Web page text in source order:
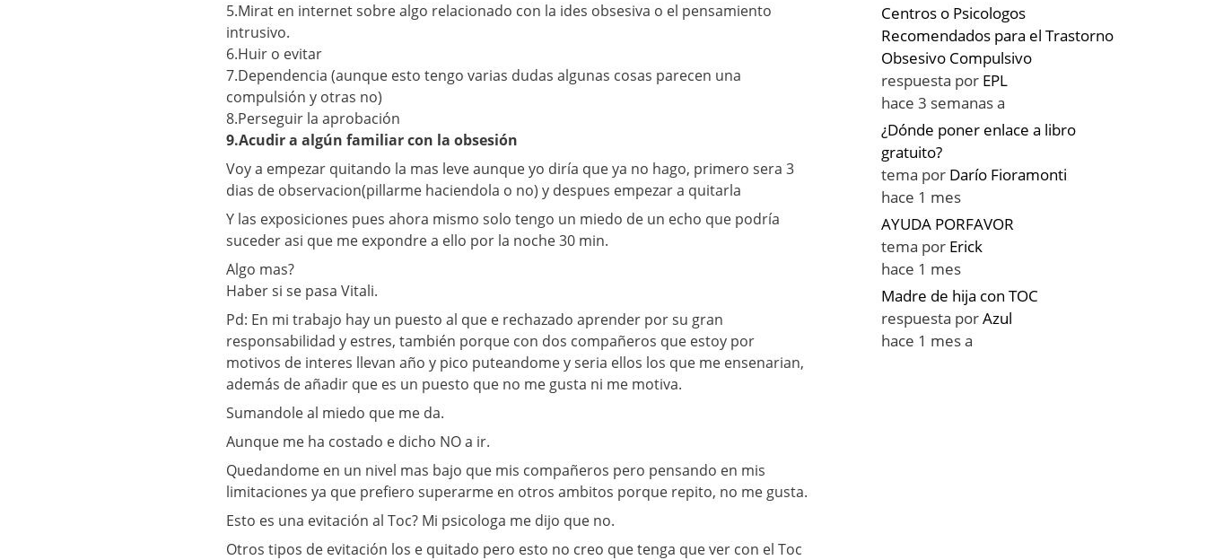
5.Mirat en internet sobre algo relacionado con la ides obsesiva o el pensamiento
intrusivo.
6.Huir o evitar
7.Dependencia (aunque esto tengo varias dudas algunas cosas parecen una
compulsión y otras no)
8.Perseguir la aprobación
9.Acudir a algún familiar con la obsesión
Voy a empezar quitando la mas leve aunque yo diría que ya no hago, primero sera 3
dias de observacion(pillarme haciendola o no) y despues empezar a quitarla
Y las exposiciones pues ahora mismo solo tengo un miedo de un echo que podría
suceder asi que me expondre a ello por la noche 30 min.
Algo mas?
Haber si se pasa Vitali.
Pd: En mi trabajo hay un puesto al que e rechazado aprender por su gran
responsabilidad y estres, también porque con dos compañeros que estoy por
motivos de interes llevan año y pico puteandome y seria ellos los que me ensenarian,
además de añadir que es un puesto que no me gusta ni me motiva.
Sumandole al miedo que me da.
Aunque me ha costado e dicho NO a ir.
Quedandome en un nivel mas bajo que mis compañeros pero pensando en mis
limitaciones ya que prefiero superarme en otros ambitos porque repito, no me gusta.
Esto es una evitación al Toc? Mi psicologa me dijo que no.
Otros tipos de evitación los e quitado pero esto no creo que tenga que ver con el Toc
Centros o Psicologos
Recomendados para el Trastorno
Obsesivo Compulsivo
respuesta por EPL
hace 3 semanas a
¿Dónde poner enlace a libro
gratuito?
tema por Darío Fioramonti
hace 1 mes
AYUDA PORFAVOR
tema por Erick
hace 1 mes
Madre de hija con TOC
respuesta porAzul
hace 1 mes a